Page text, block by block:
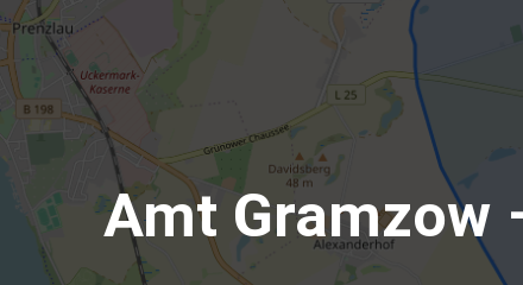
Amt Gramzow